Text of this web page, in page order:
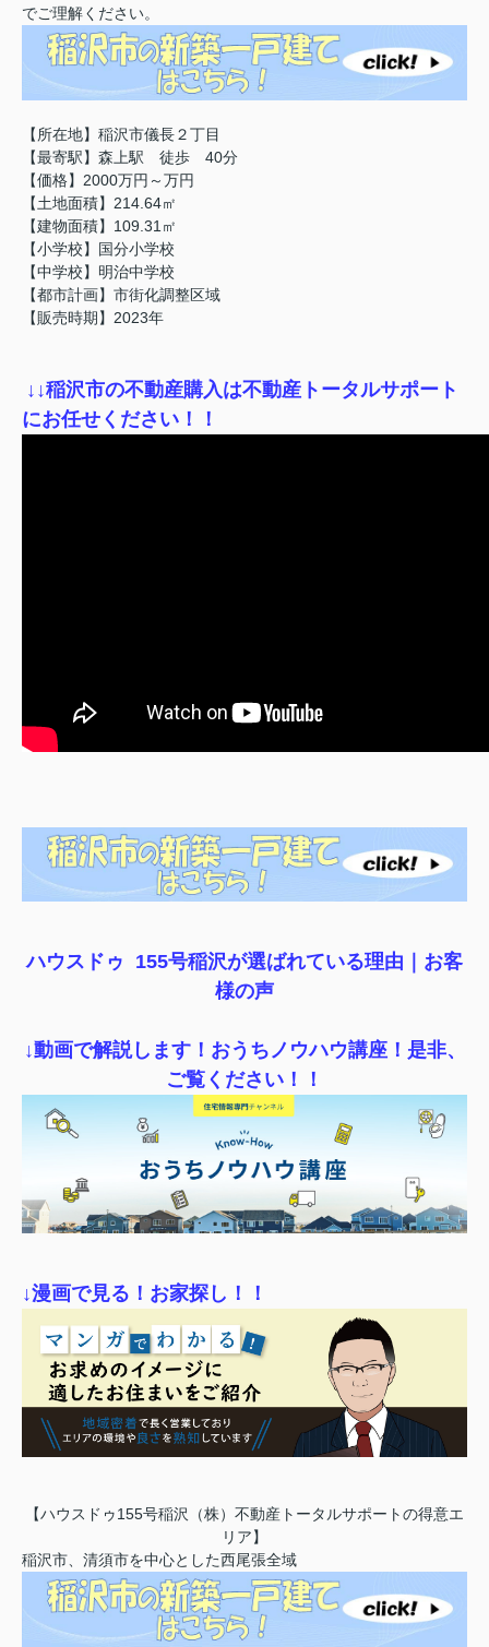
でご理解ください。
【所在地】稲沢市儀長２丁目
【最寄駅】森上駅 徒歩 40分
【価格】2000万円～万円
【土地面積】214.64㎡
【建物面積】109.31㎡
【小学校】国分小学校
【中学校】明治中学校
【都市計画】市街化調整区域
【販売時期】2023年
↓ ↓稲沢市の不動産購入は不動産トータルサポート
にお任せください！！
ハウスドゥ 155号稲沢が選ばれている理由｜ お客
様の声
↓動画で解説します！おうちノウハウ講座！是非、
ご覧ください！！
↓漫画で見る！お家探し！！
【ハウスドゥ155号稲沢（株）不動産トータルサポートの得意エ
リア】
稲沢市、清須市を中心とした西尾張全域